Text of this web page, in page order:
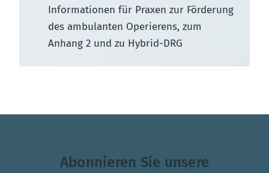
Informationen für Praxen zur Förderung
des ambulanten Operierens, zum
Anhang 2 und zu Hybrid-DRG
Abonnieren Sie unsere